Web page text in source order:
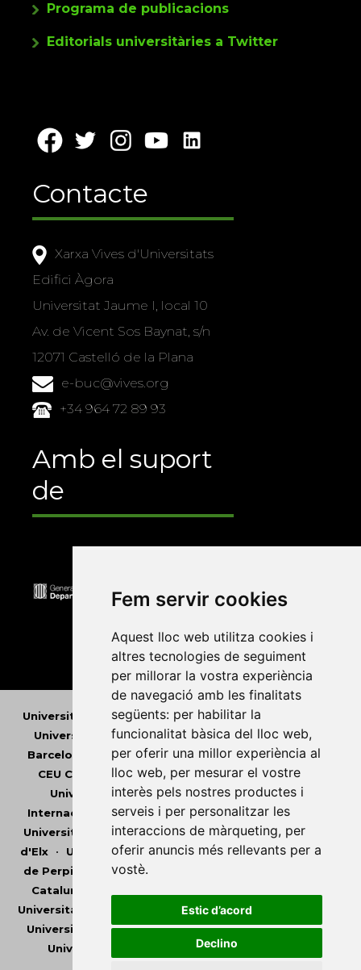
Fem servir cookies
Aquest lloc web utilitza cookies i
altres tecnologies de seguiment
per millorar la vostra experiència
de navegació amb les finalitats
següents: per habilitar la
funcionalitat bàsica del lloc web,
per oferir una millor experiència al
lloc web, per mesurar el vostre
interès pels nostres productes i
serveis i per personalitzar les
interaccions de màrqueting, per
oferir anuncis més rellevants per a
vostè.
Estic d’acord
Declino
Programa de publicacions
Editorials universitàries a Twitter
Contacte
Xarxa Vives d'Universitats
Edifici Àgora
Universitat Jaume I, local 10
Av. de Vicent Sos Baynat, s/n
12071 Castelló de la Plana
e-buc@vives.org
+34 964 72 89 93
Amb el suport
de
Universitat Abat Oliba CEU• Universitat d'Alacant
Universitat d'Andorra•Universitat Autònoma de
Barcelona
Universitat de Barcelona•Universitat
CEU Cardenal Herrera•Universitat de Girona
Universitat de les Illes Balears•Universitat
Internacional de Catalunya •Universitat Jaume I
Universitat de Lleida•Universitat Miguel Hernández
d'Elx• Universitat Oberta de Catalunya•Universitat
de Perpinyà Via Domitia
Catalunya
Universitat Pompeu Fabra
•Universitat Ramon Llull
Universitat Rovira i Virgili•Universitat de Sàsser•
Universitat de València
•Universitat de Vic -